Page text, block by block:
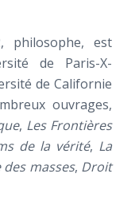
philosophe, est
de Paris-X-
de Californie
ouvrages,
, Les Frontières
de la vérité, La
des masses, Droit